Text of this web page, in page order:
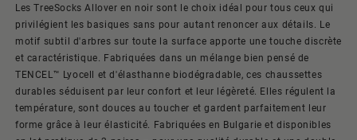
Les TreeSocks Allover en noir sont le choix idéal pour tous ceux qui
privilégient les basiques sans pour autant renoncer aux détails. Le
motif subtil d'arbres sur toute la surface apporte une touche discrète
et caractéristique. Fabriquées dans un mélange bien pensé de
TENCEL™ Lyocell et d'élasthanne biodégradable, ces chaussettes
durables séduisent par leur confort et leur légèreté. Elles régulent la
température, sont douces au toucher et gardent parfaitement leur
forme grâce à leur élasticité. Fabriquées en Bulgarie et disponibles